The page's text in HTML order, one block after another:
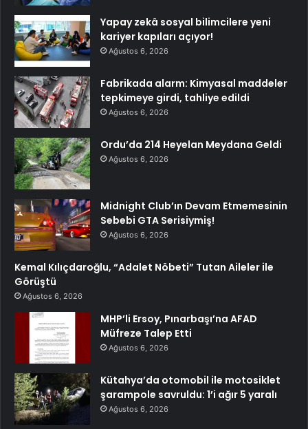
Yapay zekâ sosyal bilimcilere yeni
kariyer kapıları açıyor!
Ağustos 6, 2026
Fabrikada alarm: Kimyasal maddeler
tepkimeye girdi, tahliye edildi
Ağustos 6, 2026
Ordu’da 214 Heyelan Meydana Geldi
Ağustos 6, 2026
Midnight Club’ın Devam Etmemesinin
Sebebi GTA Serisiymiş!
Ağustos 6, 2026
Kemal Kılıçdaroğlu, “Adalet Nöbeti” Tutan Aileler ile
Görüştü
Ağustos 6, 2026
MHP’li Ersoy, Pınarbaşı’na AFAD
Müfreze Talep Etti
Ağustos 6, 2026
Kütahya’da otomobil ile motosiklet
şarampole savruldu: 1’i ağır 5 yaralı
Ağustos 6, 2026